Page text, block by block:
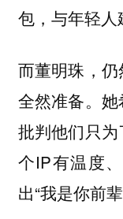
包，与年轻人
而董明珠，
全然准备。
批判他们只
个IP有温度
出“我是你前